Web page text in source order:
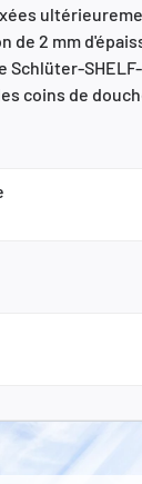
de 2 mm
Schlüter-
coins de